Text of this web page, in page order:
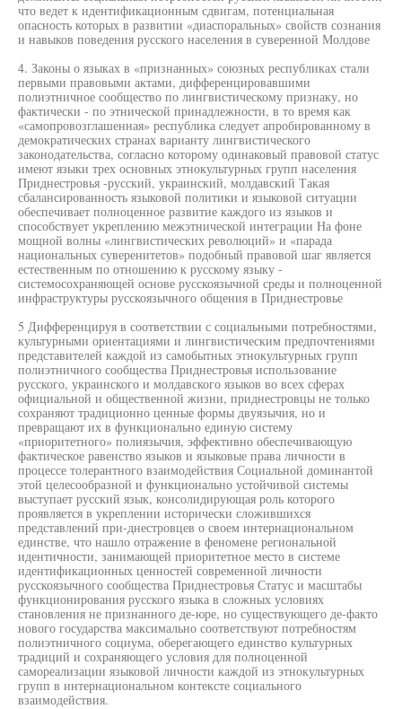
что ведет к идентификационным сдвигам, потенциальная
опасность которых в развитии «диаспоральных» свойств сознания
и навыков поведения русского населения в суверенной Молдове
4. Законы о языках в «признанных» союзных республиках стали
первыми правовыми актами, дифференцировавшими
полиэтничное сообщество по лингвистическому признаку, но
фактически - по этнической принадлежности, в то время как
«самопровозглашенная» республика следует апробированному в
демократических странах варианту лингвистического
законодательства, согласно которому одинаковый правовой статус
имеют языки трех основных этнокультурных групп населения
Приднестровья -русский, украинский, молдавский Такая
сбалансированность языковой политики и языковой ситуации
обеспечивает полноценное развитие каждого из языков и
способствует укреплению межэтнической интеграции На фоне
мощной волны «лингвистических революций» и «парада
национальных суверенитетов» подобный правовой шаг является
естественным по отношению к русскому языку -
системосохраняющей основе русскоязычной среды и полноценной
инфраструктуры русскоязычного общения в Приднестровье
5 Дифференцируя в соответствии с социальными потребностями,
культурными ориентациями и лингвистическим предпочтениями
представителей каждой из самобытных этнокультурных групп
полиэтничного сообщества Приднестровья использование
русского, украинского и молдавского языков во всех сферах
официальной и общественной жизни, приднестровцы не только
сохраняют традиционно ценные формы двуязычия, но и
превращают их в функционально единую систему
«приоритетного» полиязычия, эффективно обеспечивающую
фактическое равенство языков и языковые права личности в
процессе толерантного взаимодействия Социальной доминантой
этой целесообразной и функционально устойчивой системы
выступает русский язык, консолидирующая роль которого
проявляется в укреплении исторически сложившихся
представлений при-днестровцев о своем интернациональном
единстве, что нашло отражение в феномене региональной
идентичности, занимающей приоритетное место в системе
идентификационных ценностей современной личности
русскоязычного сообщества Приднестровья Статус и масштабы
функционирования русского языка в сложных условиях
становления не признанного де-юре, но существующего де-факто
нового государства максимально соответствуют потребностям
полиэтничного социума, оберегающего единство культурных
традиций и сохраняющего условия для полноценной
самореализации языковой личности каждой из этнокультурных
групп в интернациональном контексте социального
взаимодействия.